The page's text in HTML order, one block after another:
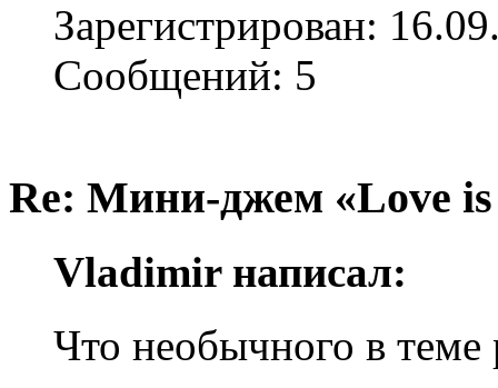
Зарегистрирован:
Сообщений: 5
Re: Мини-джем «Love is
Vladimir написал:
Что необычного в